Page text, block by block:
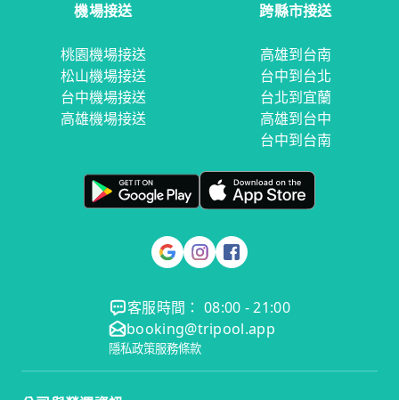
機場接送
桃園機場接送
松山機場接送
台中機場接送
高雄機場接送
跨縣市接送
高雄到台南
台中到台北
台北到宜蘭
高雄到台中
台中到台南
客服時間： 08:00 - 21:00
booking@tripool.app
隱私政策服務條款